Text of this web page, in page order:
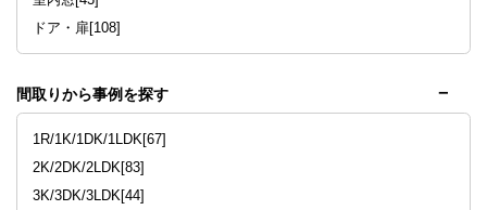
ドア・扉[108]
間取りから事例を探す
1R/1K/1DK/1LDK[67]
2K/2DK/2LDK[83]
3K/3DK/3LDK[44]